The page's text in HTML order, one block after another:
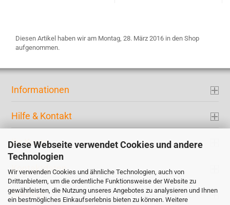
Diese Webseite verwendet Cookies und andere
Technologien
Wir verwenden Cookies und ähnliche Technologien, auch von
Drittanbietern, um die ordentliche Funktionsweise der Website zu
gewährleisten, die Nutzung unseres Angebotes zu analysieren und Ihnen
ein bestmögliches Einkaufserlebnis bieten zu können. Weitere
Diesen Artikel haben wir am Montag, 28. März 2016 in den Shop
aufgenommen.
Informationen
Hilfe & Kontakt
Ihr Konto
Kontaktdaten
Zahlung